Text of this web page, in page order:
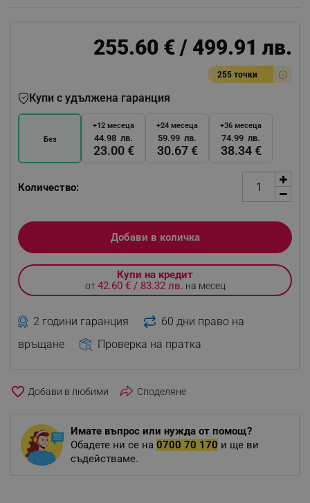
255.60 € / 499.91 лв.
255 точки
Купи с удължена гаранция
Без
+12 месеца
23.00 €
44.98 лв.
+24 месеца
30.67 €
59.99 лв.
+36 месеца
38.34 €
74.99 лв.
Количество:
Добави в количка
Купи на кредит
от42.60 € / 83.32 лв. на месец
2 години гаранция
60 дни право на
връщане
Проверка на пратка
favorite_border Споделяне
Имате въпрос или нужда от помощ?
Обадете ни се на 0700 70 170 и ще ви
съдействаме.